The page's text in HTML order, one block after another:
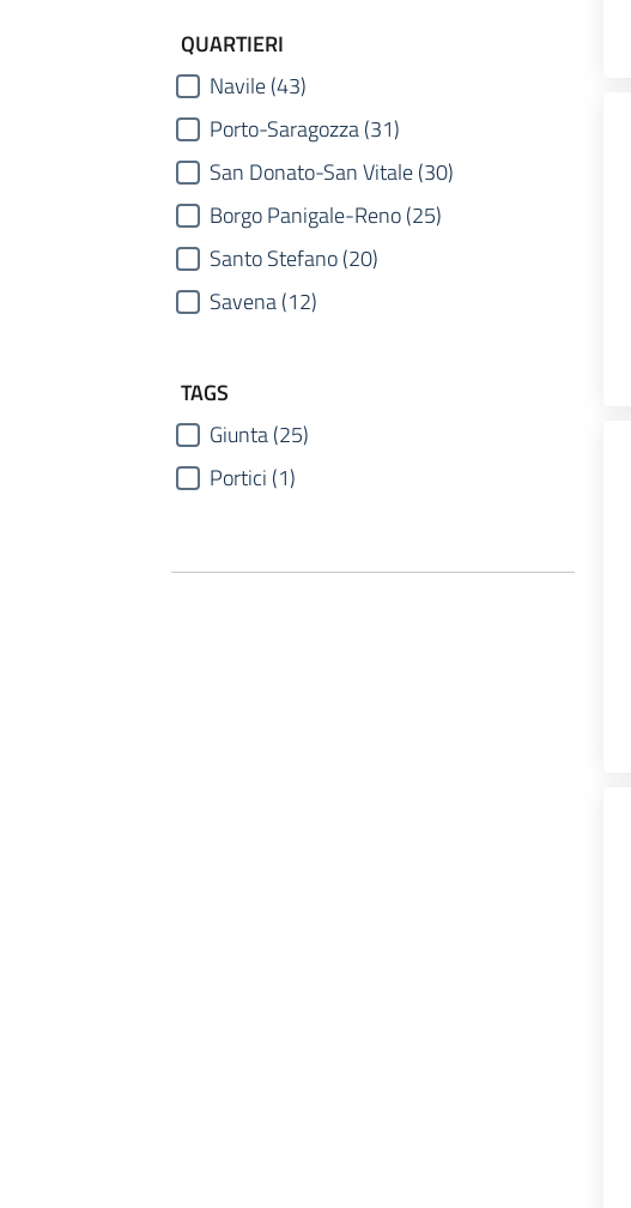
QUARTIERI
Navile (43)
Porto-Saragozza (31)
San Donato-San Vitale (30)
Borgo Panigale-Reno (25)
Santo Stefano (20)
Savena (12)
TAGS
Giunta (25)
Portici (1)